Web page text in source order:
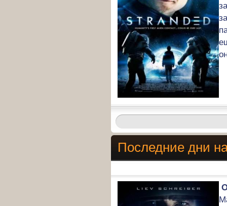
Последние дни